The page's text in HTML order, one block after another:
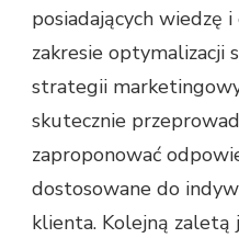
posiadających wiedzę
zakresie optymalizacji
strategii
skutecznie
zaproponować
dostosowane do
klienta. Kolejną zaletą